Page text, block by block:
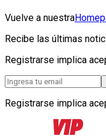
Vuelve a nuestra
Recibe las últimas
Registrarse implica
Registrarse implica